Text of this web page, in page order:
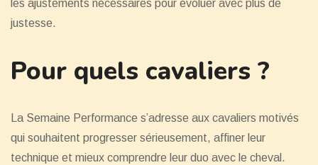
les ajustements nécessaires pour évoluer avec plus de
justesse.
Pour quels cavaliers ?
La Semaine Performance s’adresse aux cavaliers motivés
qui souhaitent progresser sérieusement, affiner leur
technique et mieux comprendre leur duo avec le cheval.